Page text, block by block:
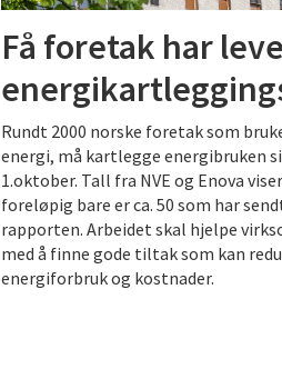
Få foretak har
Rundt 2000 norske foretak som
energi, må kartlegge energibruken
1.oktober. Tall fra NVE og Enova
foreløpig bare er ca. 50 som har
rapporten. Arbeidet skal hjelpe
med å finne gode tiltak som kan
energiforbruk og kostnader.